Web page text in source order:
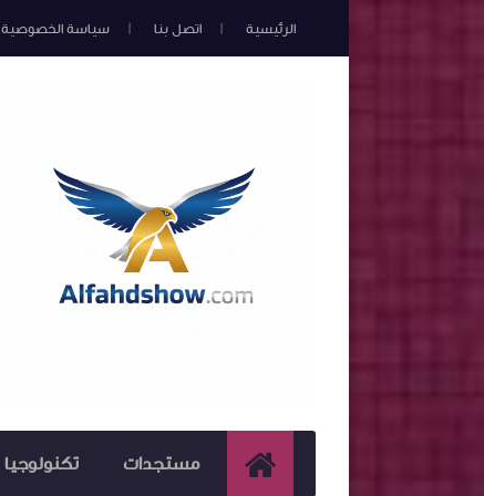
الرئيسية اتصل بنا سياسة الخصوصية
مستجدات تكنولوجيا